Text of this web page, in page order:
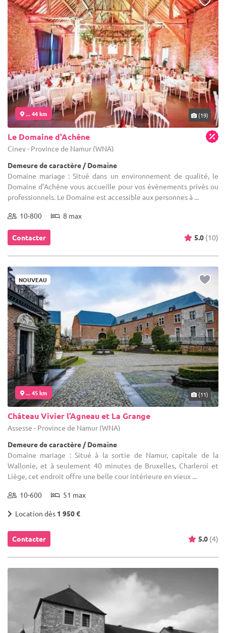
... 44 km (19)
Le Domaine d'Achêne
Ciney - Province de Namur (WNA)
Demeure de caractère / Domaine
Domaine mariage : Situé dans un environnement de qualité, le
Domaine d’Achêne vous accueille pour vos évènements privés ou
professionnels. Le Domaine est accessible aux personnes à ...
10-800 8 max
Contacter 5.0 (10)
NOUVEAU
... 45 km (11)
Château Vivier l’Agneau et La Grange
Assesse - Province de Namur (WNA)
Demeure de caractère / Domaine
Domaine mariage : Situé à la sortie de Namur, capitale de la
Wallonie, et à seulement 40 minutes de Bruxelles, Charleroi et
Liège, cet endroit offre une belle cour intérieure en vieux ...
10-600 51 max
Location dès 1 950 €
Contacter 5.0 (4)